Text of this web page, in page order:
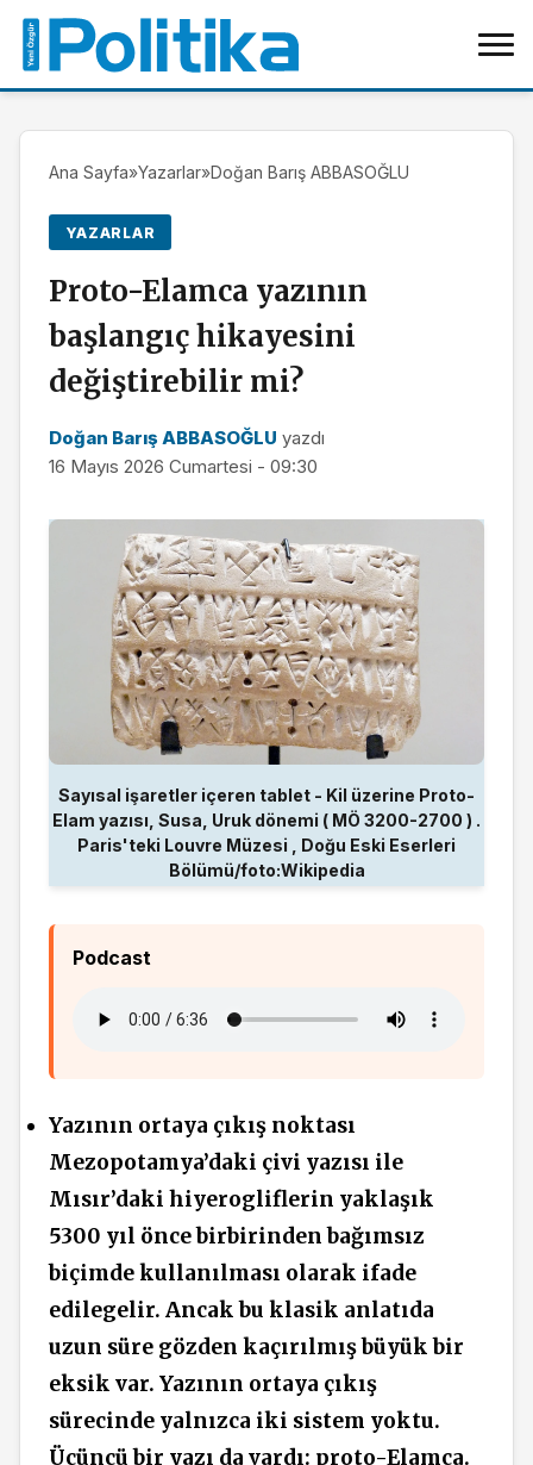
Ana Sayfa»Yazarlar»Doğan Barış ABBASOĞLU
YAZARLAR
Proto-Elamca yazının
başlangıç hikayesini
değiştirebilir mi?
Doğan Barış ABBASOĞLU yazdı
16 Mayıs 2026 Cumartesi - 09:30
Sayısal işaretler içeren tablet - Kil üzerine Proto-
Elam yazısı, Susa, Uruk dönemi ( MÖ 3200-2700 ) .
Paris'teki Louvre Müzesi , Doğu Eski Eserleri
Bölümü/foto:Wikipedia
Podcast
Yazının ortaya çıkış noktası
Mezopotamya’daki çivi yazısı ile
Mısır’daki hiyerogliflerin yaklaşık
5300 yıl önce birbirinden bağımsız
biçimde kullanılması olarak ifade
edilegelir. Ancak bu klasik anlatıda
uzun süre gözden kaçırılmış büyük bir
eksik var. Yazının ortaya çıkış
sürecinde yalnızca iki sistem yoktu.
Üçüncü bir yazı da vardı: proto-Elamca.